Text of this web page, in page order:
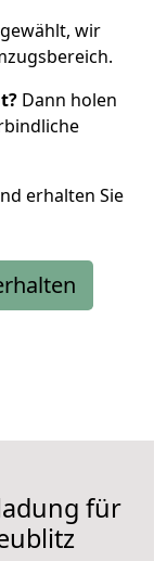
wir
Dann holen
erhalten Sie
für